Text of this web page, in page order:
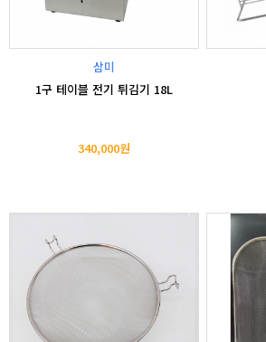
삼미
1구 테이블 전기 튀김기 18L
340,000원